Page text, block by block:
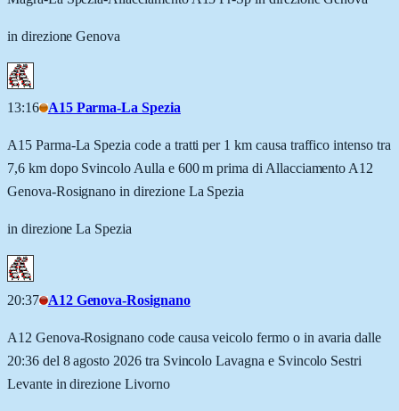
in direzione Genova
13:16 A15 Parma-La Spezia
A15 Parma-La Spezia code a tratti per 1 km causa traffico intenso tra
7,6 km dopo Svincolo Aulla e 600 m prima di Allacciamento A12
Genova-Rosignano in direzione La Spezia
in direzione La Spezia
20:37 A12 Genova-Rosignano
A12 Genova-Rosignano code causa veicolo fermo o in avaria dalle
20:36 del 8 agosto 2026 tra Svincolo Lavagna e Svincolo Sestri
Levante in direzione Livorno